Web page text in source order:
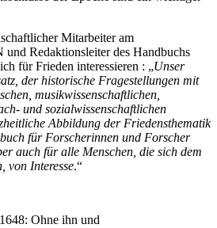
Mitarbeiter am
Redaktionsleiter des Handbuchs
für Frieden interessieren : „Unser
der historische Fragestellungen mit
musikwissenschaftlichen,
und sozialwissenschaftlichen
Abbildung der Friedensthematik
für Forscherinnen und Forscher
auch für alle Menschen, die sich dem
von Interesse.“
Ohne ihn und